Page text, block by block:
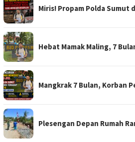
Miris! Propam Polda Sumut
Hebat Mamak Maling, 7
Mangkrak 7 Bulan, Korban
Plesengan Depan Rumah